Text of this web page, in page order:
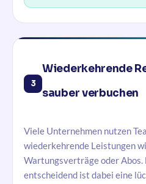
3
Wiederkehrende
sauber verbuchen
Viele Unternehmen nutzen
wiederkehrende Leistungen
Wartungsverträge oder Abos.
entscheidend ist dabei eine